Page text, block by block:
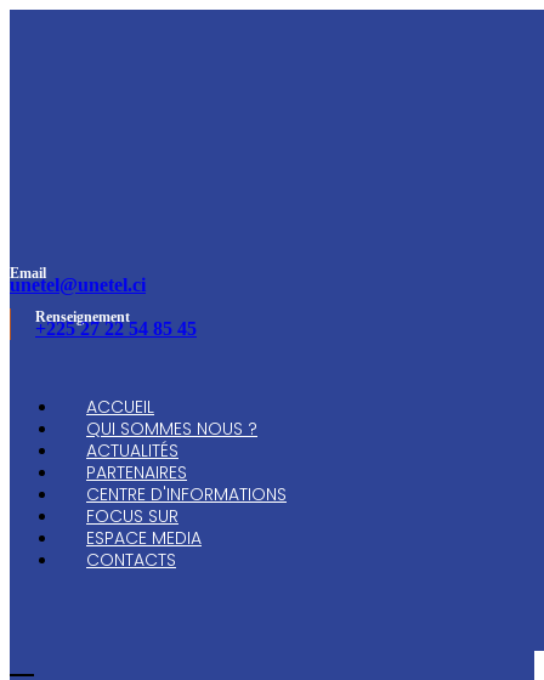
Email
unetel@unetel.ci
Renseignement
+225 27 22 54 85 45
ACCUEIL
QUI SOMMES NOUS ?
ACTUALITÉS
PARTENAIRES
CENTRE D'INFORMATIONS
FOCUS SUR
ESPACE MEDIA
CONTACTS